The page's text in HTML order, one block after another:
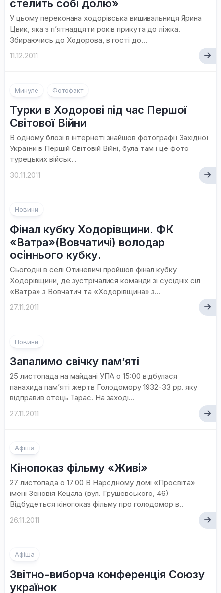
стелить собі долю»
У цьому переконана ходорівська вишивальниця Ярина
Цвик, яка з п’ятнадцяти років прикута до ліжка.
Збираючись до Ходорова, в гості до...
11.12.2011
Минуле Фотофакт
Турки в Ходорові під час Першої
Світової Війни
В одному блозі в інтернеті знайшов фотографії Західної
України в Першій Світовій Війні, була там і це фото
турецьких військ...
30.11.2011
Новини
Фінал кубку Ходорівщини. ФК
«Ватра»(Вовчатичі) володар
осіннього кубку.
Сьогодні в селі Отиневичі пройшов фінал кубку
Ходорівщини, де зустрічалися команди зі сусідніх сіл
«Ватра» з Вовчатич та «Ходорівщина» з...
27.11.2011
Новини
Запалимо свічку пам’яті
25 листопада на майдані УПА о 15:00 відбулася
панахида пам’яті жертв Голодомору 1932-33 рр. яку
відправив отець Тарас. На заході...
27.11.2011
Афіша
Кінопоказ фільму «Живі»
27 листопада о 17:00 В Народному домі «Просвіта»
імені Зеновія Кецала (вул. Грушевського, 46)
Відбудеться кінопоказ фільму про голодомор в...
26.11.2011
Афіша
Звітно-виборча конференція Союзу
українок